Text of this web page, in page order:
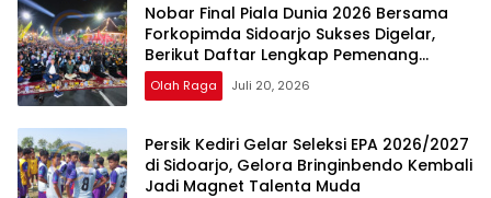
Nobar Final Piala Dunia 2026 Bersama
Forkopimda Sidoarjo Sukses Digelar,
Berikut Daftar Lengkap Pemenang
Doorprize
Olah Raga Juli 20, 2026
Persik Kediri Gelar Seleksi EPA 2026/2027
di Sidoarjo, Gelora Bringinbendo Kembali
Jadi Magnet Talenta Muda